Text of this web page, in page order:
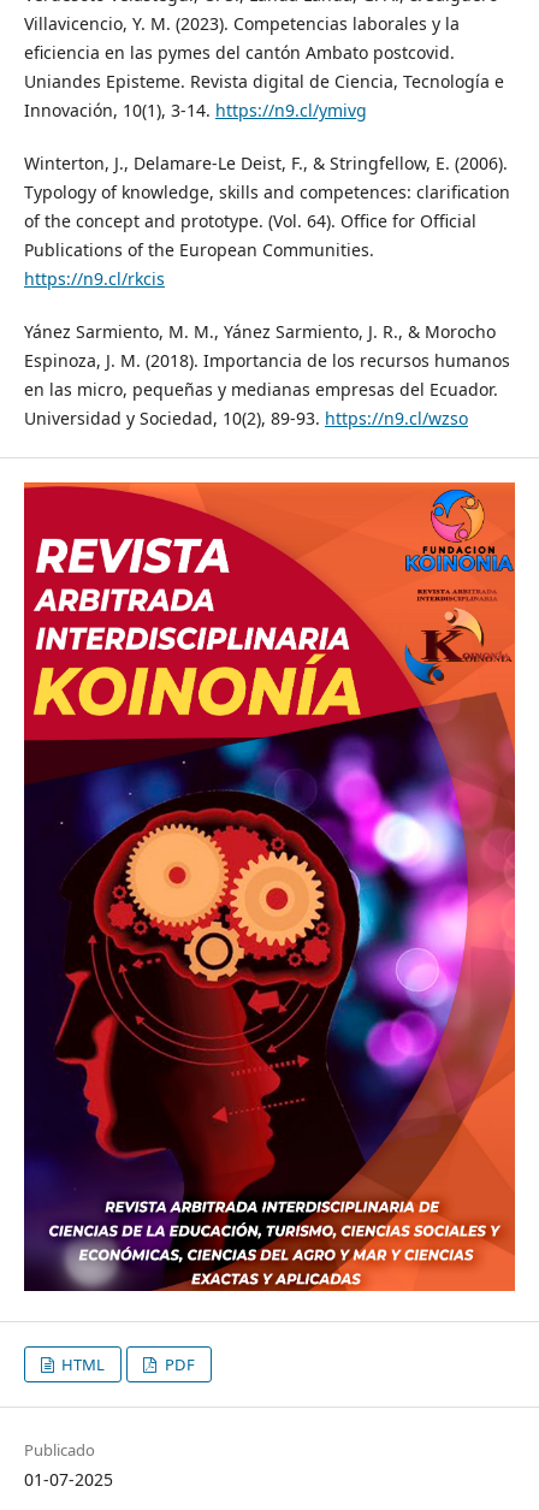
Villavicencio, Y. M. (2023). Competencias laborales y la
eficiencia en las pymes del cantón Ambato postcovid.
Uniandes Episteme. Revista digital de Ciencia, Tecnología e
Innovación, 10(1), 3-14. https://n9.cl/ymivg
Winterton, J., Delamare-Le Deist, F., & Stringfellow, E. (2006).
Typology of knowledge, skills and competences: clarification
of the concept and prototype. (Vol. 64). Office for Official
Publications of the European Communities.
https://n9.cl/rkcis
Yánez Sarmiento, M. M., Yánez Sarmiento, J. R., & Morocho
Espinoza, J. M. (2018). Importancia de los recursos humanos
en las micro, pequeñas y medianas empresas del Ecuador.
Universidad y Sociedad, 10(2), 89-93. https://n9.cl/wzso
HTML PDF
Publicado
01-07-2025